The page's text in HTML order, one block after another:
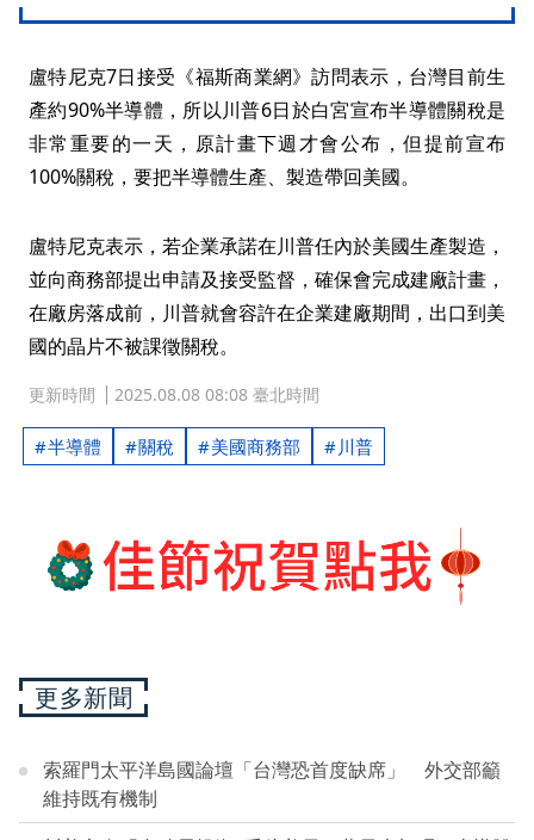
盧特尼克7日接受《福斯商業網》訪問表示，台灣目前生
產約90%半導體，所以川普6日於白宮宣布半導體關稅是
非常重要的一天，原計畫下週才會公布，但提前宣布
100%關稅，要把半導體生產、製造帶回美國。
盧特尼克表示，若企業承諾在川普任內於美國生產製造，
並向商務部提出申請及接受監督，確保會完成建廠計畫，
在廠房落成前，川普就會容許在企業建廠期間，出口到美
國的晶片不被課徵關稅。
更新時間 2025.08.08 08:08 臺北時間
半導體 關稅 美國商務部 川普
更多新聞
索羅門太平洋島國論壇「台灣恐首度缺席」 外交部籲
維持既有機制